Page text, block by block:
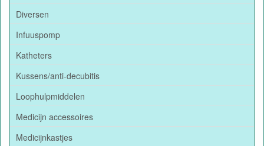
Diversen
Infuuspomp
Katheters
Kussens/anti-decubitis
Loophulpmiddelen
Medicijn accessoires
Medicijnkastjes